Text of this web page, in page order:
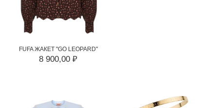
FUFA ЖАКЕТ "GO LEOPARD"
8 900,00 ₽